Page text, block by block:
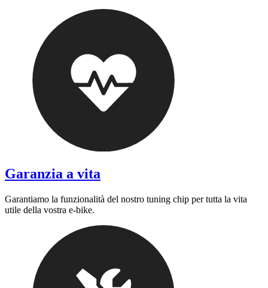
Garanzia a vita
Garantiamo la funzionalità del nostro tuning chip per tutta la vita
utile della vostra e-bike.